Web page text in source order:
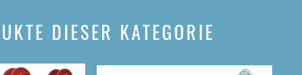
DIESER KATEGORIE